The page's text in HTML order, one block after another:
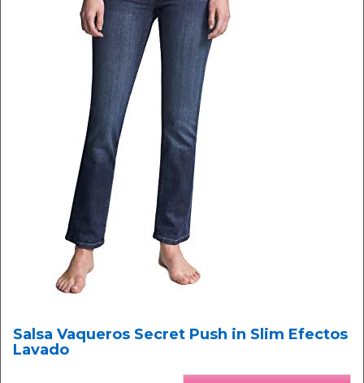
Salsa Vaqueros Secret Push in Slim Efectos
Lavado